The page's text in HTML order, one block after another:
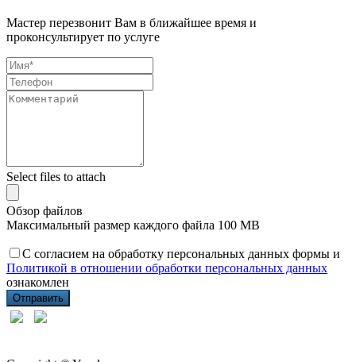
Мастер перезвонит Вам в ближайшее время и
проконсультирует по услуге
Select files to attach
Обзор файлов
Максимальный размер каждого файла 100 MB
С согласием на обработку персональных данных формы и
Политикой в отношении обработки персональных данных
ознакомлен
Отправить